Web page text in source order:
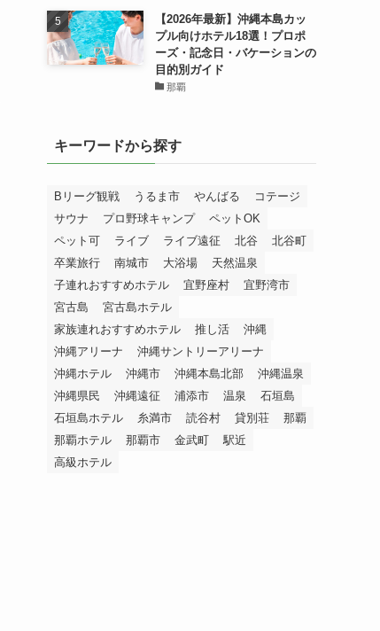
【2026年最新】沖縄本島カッ
プル向けホテル18選！プロポ
ーズ・記念日・バケーションの
目的別ガイド
那覇
キーワードから探す
Bリーグ観戦 うるま市 やんばる
コテージ
サウナ
プロ野球キャンプ
ペットOK
ペット可
ライブ ライブ遠征 北谷
北谷町
卒業旅行
南城市 大浴場
天然温泉
子連れおすすめホテル
宜野座村
宜野湾市
宮古島
宮古島ホテル
家族連れおすすめホテル
推し活
沖縄
沖縄アリーナ
沖縄サントリーアリーナ
沖縄ホテル
沖縄市 沖縄本島北部
沖縄温泉
沖縄県民
沖縄遠征 浦添市 温泉
石垣島
石垣島ホテル
糸満市 読谷村 貸別荘
那覇
那覇ホテル
那覇市 金武町
駅近
高級ホテル